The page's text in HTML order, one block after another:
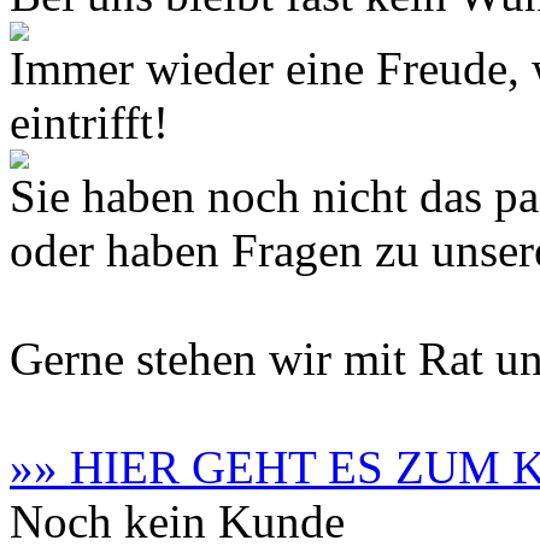
Immer wieder eine
eintrifft!
Sie haben noch nicht das
oder haben Fragen zu
Gerne stehen wir mit Rat
»» HIER GEHT ES ZUM
Noch kein Kunde